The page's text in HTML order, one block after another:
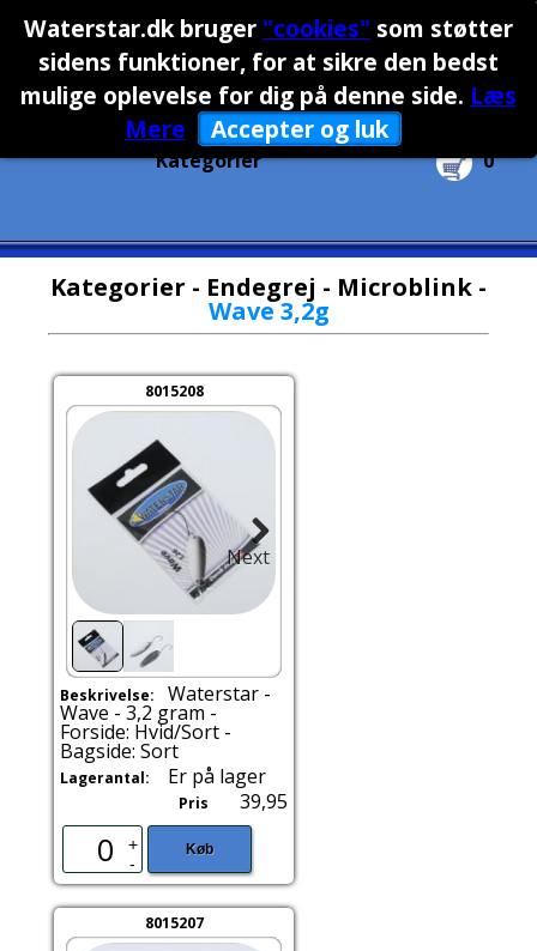
Waterstar.dk bruger "cookies" som støtter
sidens funktioner, for at sikre den bedst
mulige oplevelse for dig på denne side. Læs
Mere
Accepter og luk
Firma Privat
0
Kategorier
Kategorier - Endegrej - Microblink -
Wave 3,2g
8015208
Next
Beskrivelse: Waterstar -
Wave - 3,2 gram -
Forside: Hvid/Sort -
Bagside: Sort
Lagerantal: Er på lager
Pris 39,95
+
-
Køb
8015207